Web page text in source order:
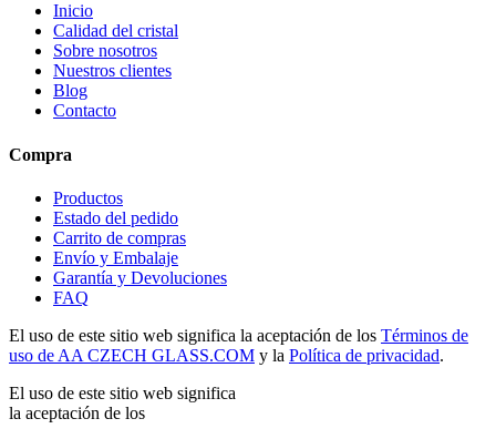
Inicio
Calidad del cristal
Sobre nosotros
Nuestros clientes
Blog
Contacto
Compra
Productos
Estado del pedido
Carrito de compras
Envío y Embalaje
Garantía y Devoluciones
FAQ
El uso de este sitio web significa la aceptación de los Términos de
uso de AA CZECH GLASS.COM y la Política de privacidad.
El uso de este sitio web significa
la aceptación de los